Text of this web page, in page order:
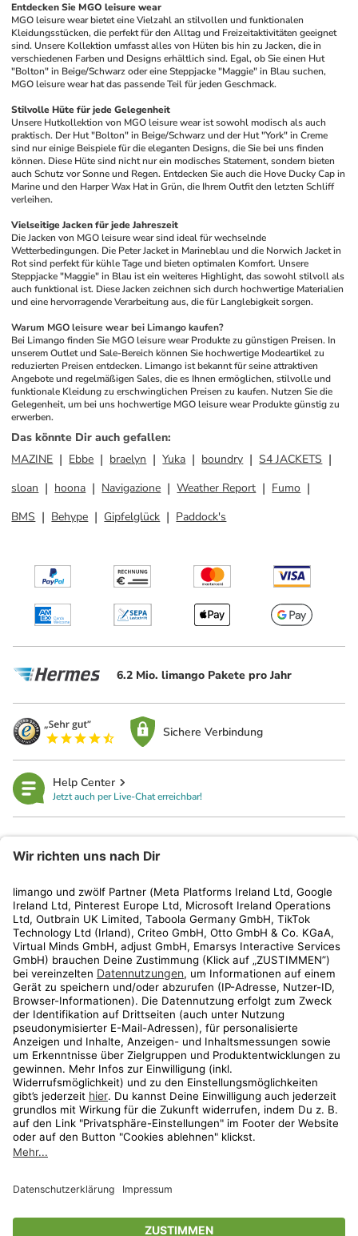
Entdecken Sie MGO leisure wear
MGO leisure wear bietet eine Vielzahl an stilvollen und funktionalen
Kleidungsstücken, die perfekt für den Alltag und Freizeitaktivitäten geeignet
sind. Unsere Kollektion umfasst alles von Hüten bis hin zu Jacken, die in
verschiedenen Farben und Designs erhältlich sind. Egal, ob Sie einen Hut
"Bolton" in Beige/Schwarz oder eine Steppjacke "Maggie" in Blau suchen,
MGO leisure wear hat das passende Teil für jeden Geschmack.
Stilvolle Hüte für jede Gelegenheit
Unsere Hutkollektion von MGO leisure wear ist sowohl modisch als auch
praktisch. Der Hut "Bolton" in Beige/Schwarz und der Hut "York" in Creme
sind nur einige Beispiele für die eleganten Designs, die Sie bei uns finden
können. Diese Hüte sind nicht nur ein modisches Statement, sondern bieten
auch Schutz vor Sonne und Regen. Entdecken Sie auch die Hove Ducky Cap in
Marine und den Harper Wax Hat in Grün, die Ihrem Outfit den letzten Schliff
verleihen.
Vielseitige Jacken für jede Jahreszeit
Die Jacken von MGO leisure wear sind ideal für wechselnde
Wetterbedingungen. Die Peter Jacket in Marineblau und die Norwich Jacket in
Rot sind perfekt für kühle Tage und bieten optimalen Komfort. Unsere
Steppjacke "Maggie" in Blau ist ein weiteres Highlight, das sowohl stilvoll als
auch funktional ist. Diese Jacken zeichnen sich durch hochwertige Materialien
und eine hervorragende Verarbeitung aus, die für Langlebigkeit sorgen.
Warum MGO leisure wear bei Limango kaufen?
Bei Limango finden Sie MGO leisure wear Produkte zu günstigen Preisen. In
unserem Outlet und Sale-Bereich können Sie hochwertige Modeartikel zu
reduzierten Preisen entdecken. Limango ist bekannt für seine attraktiven
Angebote und regelmäßigen Sales, die es Ihnen ermöglichen, stilvolle und
funktionale Kleidung zu erschwinglichen Preisen zu kaufen. Nutzen Sie die
Gelegenheit, um bei uns hochwertige MGO leisure wear Produkte günstig zu
erwerben.
Das könnte Dir auch gefallen:
MAZINE
Ebbe braelyn Yuka boundry
S4 JACKETS
sloan
hoona Navigazione Weather Report
Fumo
BMS
Behype Gipfelglück Paddock's
6.2 Mio. limango Pakete pro Jahr
Sichere Verbindung
Help Center
Jetzt auch per Live-Chat erreichbar!
Kundenservice
Shop
Aktionen
Travel